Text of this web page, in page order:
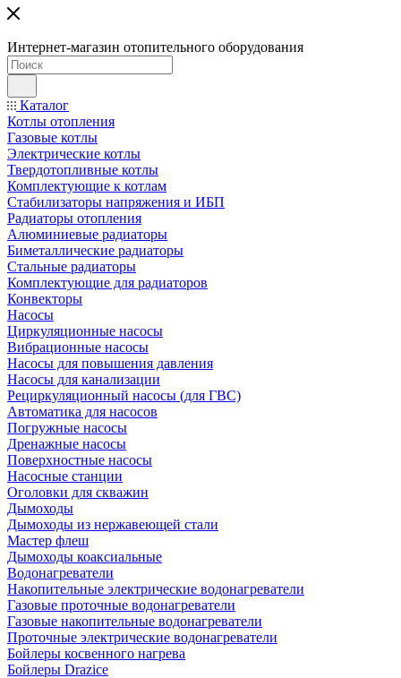
Интернет-магазин отопительного оборудования
Каталог
Котлы отопления
Газовые котлы
Электрические котлы
Твердотопливные котлы
Комплектующие к котлам
Стабилизаторы напряжения и ИБП
Радиаторы отопления
Алюминиевые радиаторы
Биметаллические радиаторы
Стальные радиаторы
Комплектующие для радиаторов
Конвекторы
Насосы
Циркуляционные насосы
Вибрационные насосы
Насосы для повышения давления
Насосы для канализации
Рециркуляционный насосы (для ГВС)
Автоматика для насосов
Погружные насосы
Дренажные насосы
Поверхностные насосы
Насосные станции
Оголовки для скважин
Дымоходы
Дымоходы из нержавеющей стали
Мастер флеш
Дымоходы коаксиальные
Водонагреватели
Накопительные электрические водонагреватели
Газовые проточные водонагреватели
Газовые накопительные водонагреватели
Проточные электрические водонагреватели
Бойлеры косвенного нагрева
Бойлеры Drazice